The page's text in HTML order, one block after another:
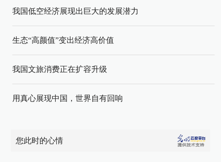
我国低空经济展现出巨大的发展潜力
生态“高颜值”变出经济高价值
我国文旅消费正在扩容升级
用真心展现中国，世界自有回响
您此时的心情